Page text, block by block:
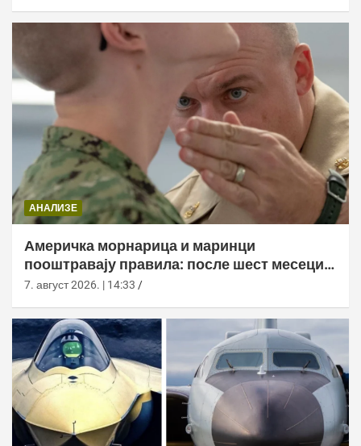
АНАЛИЗЕ
Америчка морнарица и маринци
пооштравају правила: после шест месеци
дозволе за браду следи службено
7. август 2026. | 14:33